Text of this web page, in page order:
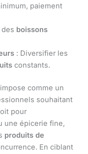
paiement
des boissons
: Diversifier les
constants.
comme un
souhaitant
pour
une épicerie fine,
produits de
En ciblant